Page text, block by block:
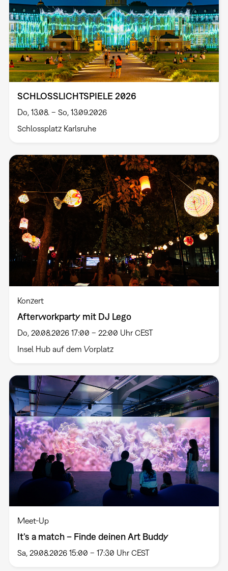
SCHLOSSLICHTSPIELE 2026
Do, 13.08. – So, 13.09.2026
Schlossplatz Karlsruhe
Konzert
Afterworkparty mit DJ Lego
Do, 20.08.2026 17:00 – 22:00 Uhr CEST
Insel Hub auf dem Vorplatz
Meet-Up
It’s a match – Finde deinen Art Buddy
Sa, 29.08.2026 15:00 – 17:30 Uhr CEST